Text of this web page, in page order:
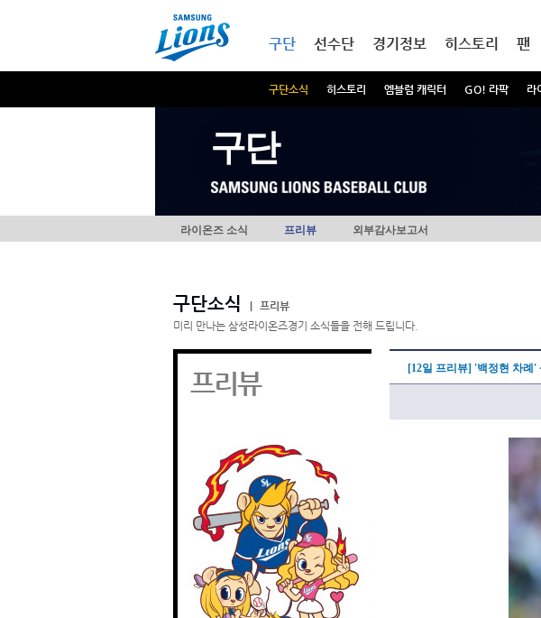
구단
구단소식 히스토리 엠블럼 캐릭터 GO! 라팍 라
선수단 경기정보 히스토리 팬
구단
라이온즈 소식 프리뷰 외부감사보고서
구단소식
프리뷰
미리 만나는 삼성라이온즈경기 소식들을 전해 드립니다.
프리뷰 [12일 프리뷰] '백정현 차례